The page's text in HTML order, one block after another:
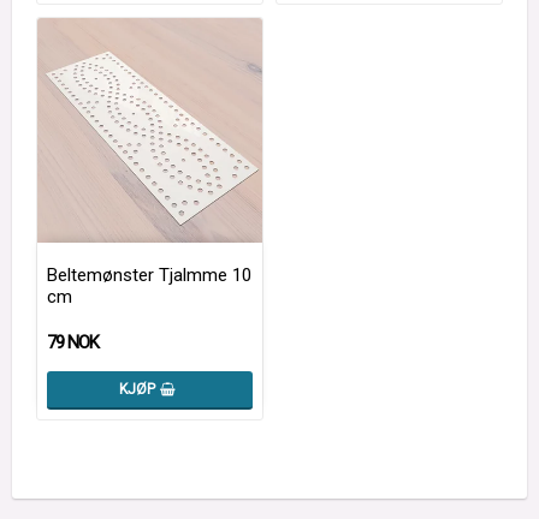
Beltemønster Tjalmme 10
cm
79 NOK
KJØP